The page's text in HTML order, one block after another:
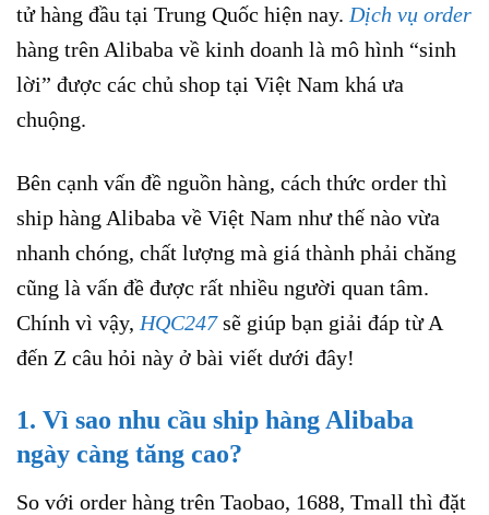
tử hàng đầu tại Trung Quốc hiện nay. Dịch vụ order
hàng trên Alibaba về kinh doanh là mô hình “sinh
lời” được các chủ shop tại Việt Nam khá ưa
chuộng.
Bên cạnh vấn đề nguồn hàng, cách thức order thì
ship hàng Alibaba về Việt Nam như thế nào vừa
nhanh chóng, chất lượng mà giá thành phải chăng
cũng là vấn đề được rất nhiều người quan tâm.
Chính vì vậy, HQC247sẽ giúp bạn giải đáp từ A
đến Z câu hỏi này ở bài viết dưới đây!
1. Vì sao nhu cầu ship hàng Alibaba
ngày càng tăng cao?
So với order hàng trên Taobao, 1688, Tmall thì đặt